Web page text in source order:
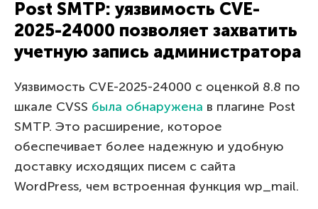
Post SMTP: уязвимость CVE-
2025-24000 позволяет захватить
учетную запись администратора
Уязвимость CVE-2025-24000 с оценкой 8.8 по
шкале CVSS была обнаружена в плагине Post
SMTP. Это расширение, которое
обеспечивает более надежную и удобную
доставку исходящих писем с сайта
WordPress, чем встроенная функция wp_mail.